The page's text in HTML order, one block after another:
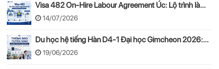
Visa 482 On-Hire Labour Agreement Úc: Lộ trình làm
việc hợp pháp theo mô hình On-Hire
14/07/2026
Du học hệ tiếng Hàn D4-1 Đại học Gimcheon 2026:
Tuyển sinh, chi phí, hồ sơ
19/06/2026